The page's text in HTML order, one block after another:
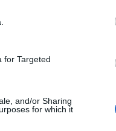
for Targeted
and/or Sharing
for which it
klo 7–9 ja klo 15–17,